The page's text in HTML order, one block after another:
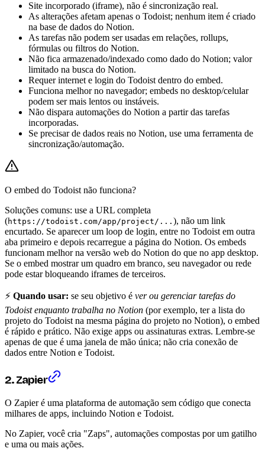
Site incorporado (iframe), não é sincronização real.
As alterações afetam apenas o Todoist; nenhum item é criado
na base de dados do Notion.
As tarefas não podem ser usadas em relações, rollups,
fórmulas ou filtros do Notion.
Não fica armazenado/indexado como dado do Notion; valor
limitado na busca do Notion.
Requer internet e login do Todoist dentro do embed.
Funciona melhor no navegador; embeds no desktop/celular
podem ser mais lentos ou instáveis.
Não dispara automações do Notion a partir das tarefas
incorporadas.
Se precisar de dados reais no Notion, use uma ferramenta de
sincronização/automação.
O embed do Todoist não funciona?
Soluções comuns: use a URL completa
(https://todoist.com/app/project/... ), não um link
encurtado. Se aparecer um loop de login, entre no Todoist em outra
aba primeiro e depois recarregue a página do Notion. Os embeds
funcionam melhor na versão web do Notion do que no app desktop.
Se o embed mostrar um quadro em branco, seu navegador ou rede
pode estar bloqueando iframes de terceiros.
⚡ Quando usar: se seu objetivo é ver ou gerenciar tarefas do
Todoist enquanto trabalha no Notion (por exemplo, ter a lista do
projeto do Todoist na mesma página do projeto no Notion), o embed
é rápido e prático. Não exige apps ou assinaturas extras. Lembre-se
apenas de que é uma janela de mão única; não cria conexão de
dados entre Notion e Todoist.
2. Zapier
O Zapier é uma plataforma de automação sem código que conecta
milhares de apps, incluindo Notion e Todoist.
No Zapier, você cria "Zaps", automações compostas por um gatilho
e uma ou mais ações.